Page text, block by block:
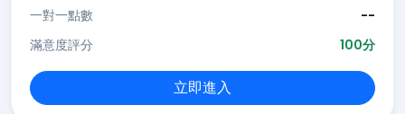
一對一點數
--
滿意度評分
100分
立即進入